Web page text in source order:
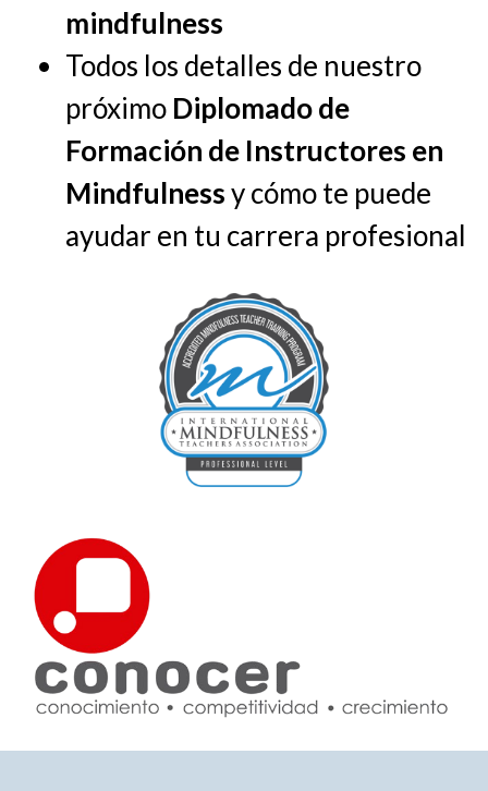
mindfulness
Todos los detalles de nuestro
próximo Diplomado de
Formación de Instructores en
Mindfulnessy cómo te puede
ayudar en tu carrera profesional